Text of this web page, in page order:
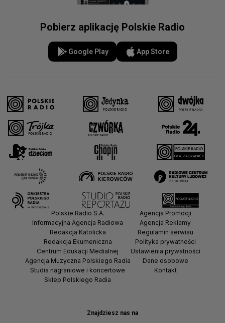
Pobierz aplikację Polskie Radio
Google Play App Store
Znajdziesz nas na
Polskie Radio S.A.
Informacyjna Agencja Radiowa
Redakcja Katolicka
Redakcja Ekumeniczna
Centrum Edukacji Medialnej
Agencja Muzyczna Polskiego Radia
Studia nagraniowe i koncertowe
Sklep Polskiego Radia
Agencja Promocji
Agencja Reklamy
Regulamin serwisu
Polityka prywatności
Ustawienia prywatności
Dane osobowe
Kontakt